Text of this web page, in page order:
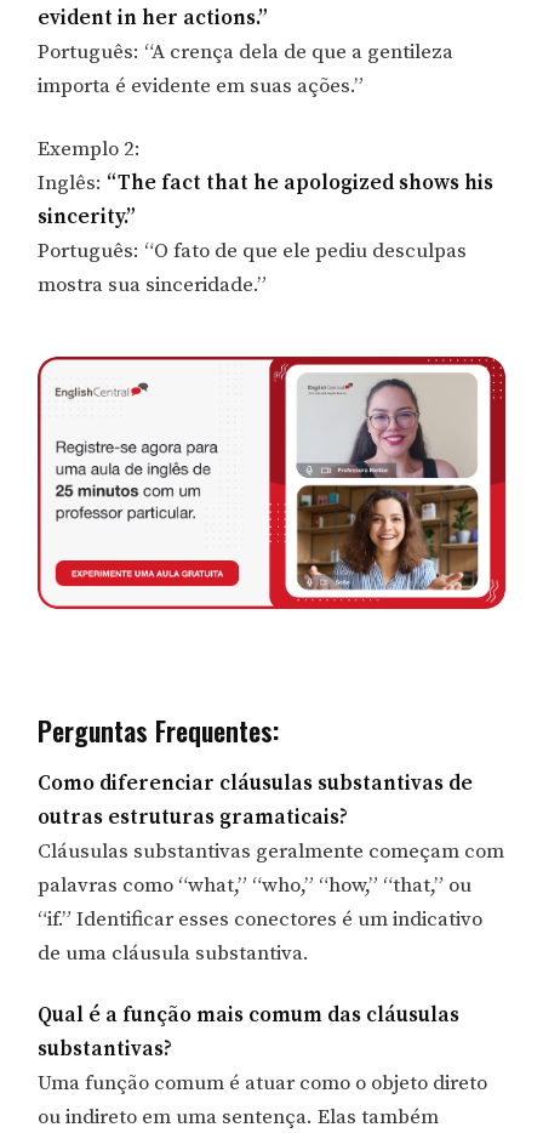
evident in her actions.”
Português: “A crença dela de que a gentileza
importa é evidente em suas ações.”
Exemplo 2:
Inglês: “The fact that he apologized shows his
sincerity.”
Português: “O fato de que ele pediu desculpas
mostra sua sinceridade.”
Perguntas Frequentes:
Como diferenciar cláusulas substantivas de
outras estruturas gramaticais?
Cláusulas substantivas geralmente começam com
palavras como “what,” “who,” “how,” “that,” ou
“if.” Identificar esses conectores é um indicativo
de uma cláusula substantiva.
Qual é a função mais comum das cláusulas
substantivas?
Uma função comum é atuar como o objeto direto
ou indireto em uma sentença. Elas também